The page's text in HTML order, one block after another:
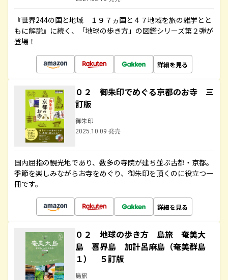
『世界244の国と地域 １９７ヵ国と４７地域を旅の雑学とと
もに解説』に続く、「地球の歩き方」の図鑑シリーズ第２弾が
登場！
詳細を見る
０２ 御朱印でめぐる京都のお寺 三
訂版
御朱印
2025.10.09 発売
国内屈指の観光地であり、数多の寺院が建ち並ぶ古都・京都。
季節を楽しみながらお寺をめぐり、御朱印を頂くのに役立つ一
冊です。
詳細を見る
０２ 地球の歩き方 島旅 奄美大
島 喜界島 加計呂麻島（奄美群島
１） ５訂版
島旅